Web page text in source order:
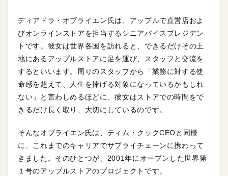
ディアドラ・オブライエン氏は、アップルで直営店およ
びオンラインストアを担当するシニアバイスプレジデン
トです。彼女は世界各国を訪れると、できるだけその土
地にあるアップルストアに足を運び、スタッフと交流を
するといいます。周りのスタッフから「業務に対する使
命感を超えて、人生を捧げる対象になっているかもしれ
ない」と言わしめるほどに、彼女はストアでの時間をで
きるだけ長く取り、大切にしているのです。
そんなオブライエン氏は、ティム・クックCEOと同様
に、これまでのキャリアでサプライチェーンに携わって
きました。そのひとつが、2001年にオープンした世界第
１号のアップルストアのプロジェクトです。